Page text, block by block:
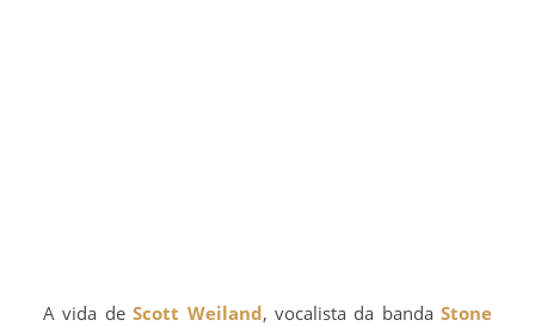
A vida deScott Weiland, vocalista da banda Stone